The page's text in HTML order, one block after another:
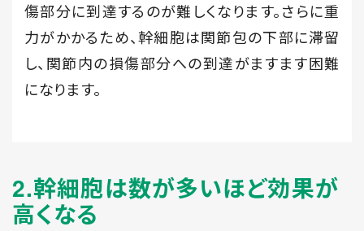
傷部分に到達するのが難しくなります。さらに重
力がかかるため、幹細胞は関節包の下部に滞留
し、関節内の損傷部分への到達がますます困難
になります。
2.幹細胞は数が多いほど効果が
高くなる